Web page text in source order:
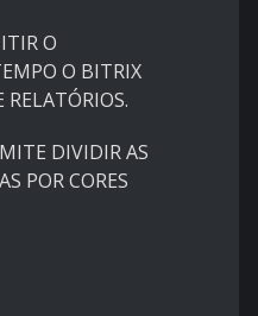
O
O BITRIX
RELATÓRIOS.
DIVIDIR AS
POR CORES